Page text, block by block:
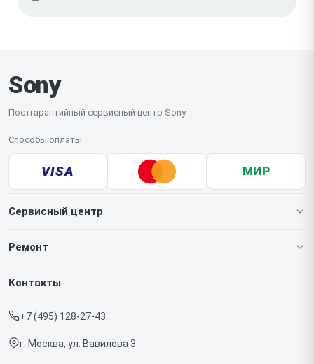
Sony
Постгарантийный сервисный центр Sony
Способы оплаты
VISA МИР
Сервисный центр
О нашем сервисе
Срочный ремонт
Доставка и способы оплаты
Ремонт
Игровых приставок
Контакты
+7 (495) 128-27-43
г. Москва, ул. Вавилова 3